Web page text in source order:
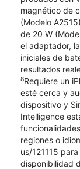
magnético de
(Modelo
de 20 W
el adaptador,
iniciales de
resultados
8Requiere un
esté cerca y
dispositivo y
Intelligence
regiones o
us/121115
disponibilidad